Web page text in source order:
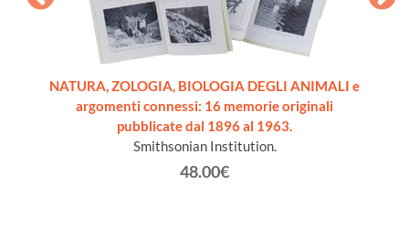
NATURA, ZOLOGIA, BIOLOGIA DEGLI ANIMALI e
argomenti connessi: 16 memorie originali
pubblicate dal 1896 al 1963.
Smithsonian Institution.
48.00€